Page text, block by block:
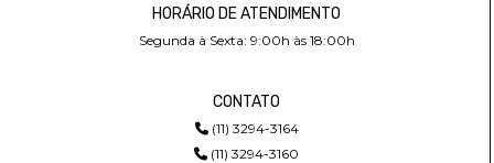
HORÁRIO DE ATENDIMENTO
Segunda à Sexta: 9:00h às 18:00h
CONTATO
(11) 3294-3164
(11) 3294-3160